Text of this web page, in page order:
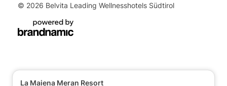
La Maiena Meran Resort
© 2026 Belvita Leading Wellnesshotels Südtirol